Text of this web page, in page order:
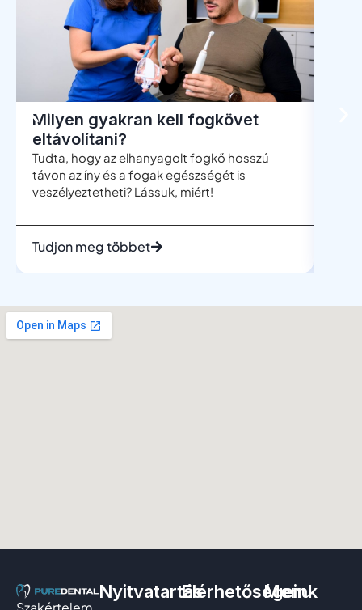
Milyen gyakran kell fogkövet
eltávolítani?
Tudta, hogy az elhanyagolt fogkő hosszú
távon az íny és a fogak egészségét is
veszélyeztetheti? Lássuk, miért!
Tudjon meg többet
NyitvatartásElérhetőségeink
Menu